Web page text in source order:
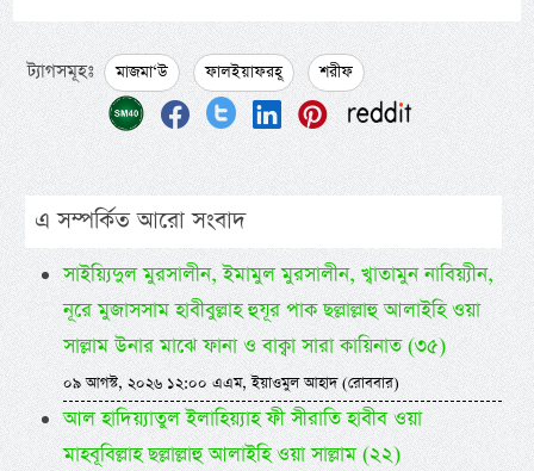
ট্যাগসমূহঃ মাজমা‘উ ফালইয়াফরহূ শরীফ
এ সম্পর্কিত আরো সংবাদ
সাইয়্যিদুল মুরসালীন, ইমামুল মুরসালীন, খ্বাতামুন নাবিয়্যীন,
নূরে মুজাসসাম হাবীবুল্লাহ হুযূর পাক ছল্লাল্লাহু আলাইহি ওয়া
সাল্লাম উনার মাঝে ফানা ও বাক্বা সারা কায়িনাত (৩৫)
০৯ আগস্ট, ২০২৬ ১২:০০ এএম, ইয়াওমুল আহাদ (রোববার)
আল হাদিয়্যাতুল ইলাহিয়্যাহ ফী সীরাতি হাবীব ওয়া
মাহবূবিল্লাহ ছল্লাল্লাহু আলাইহি ওয়া সাল্লাম (২২)